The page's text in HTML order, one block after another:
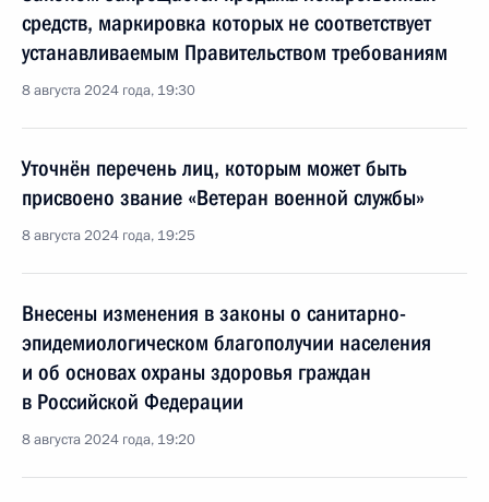
средств, маркировка которых не соответствует
устанавливаемым Правительством требованиям
8 августа 2024 года, 19:30
Уточнён перечень лиц, которым может быть
присвоено звание «Ветеран военной службы»
8 августа 2024 года, 19:25
Внесены изменения в законы о санитарно-
эпидемиологическом благополучии населения
и об основах охраны здоровья граждан
в Российской Федерации
8 августа 2024 года, 19:20